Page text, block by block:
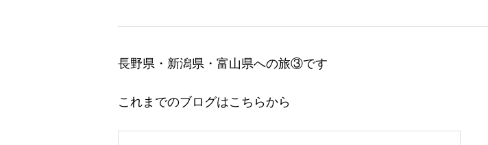
長野県・新潟県・富山県への旅③です
これまでのブログはこちらから